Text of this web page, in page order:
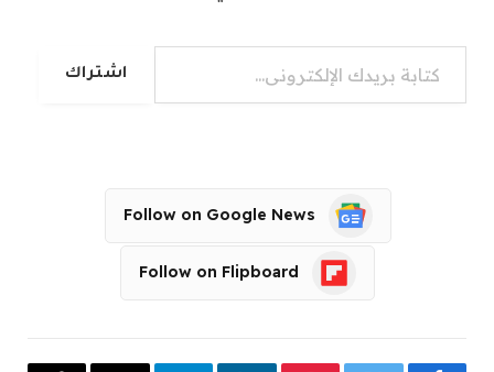
كتابة بريدك الإلكتروني...
اشتراك
Follow on Google News
Follow on Flipboard